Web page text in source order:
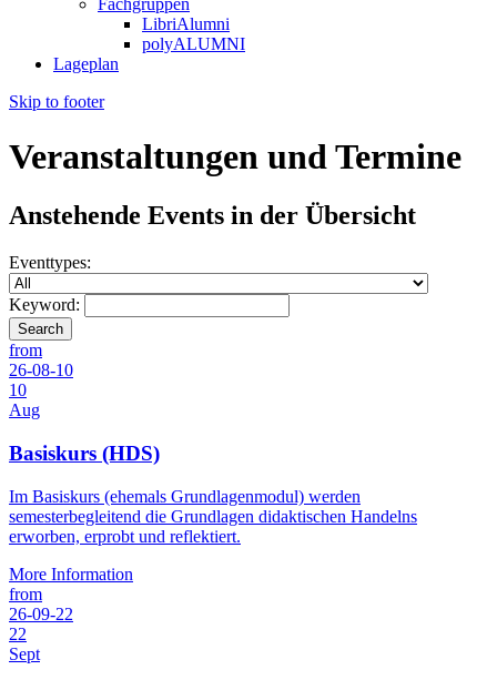
Fachgruppen
LibriAlumni
polyALUMNI
Lageplan
Skip to footer
Veranstaltungen und Termine
Anstehende Events in der Übersicht
Eventtypes:
Keyword:
Search
from
26-08-10
10
Aug
Basiskurs (HDS)
Im Basiskurs (ehemals Grundlagenmodul) werden
semesterbegleitend die Grundlagen didaktischen Handelns
erworben, erprobt und reflektiert.
More Information
from
26-09-22
22
Sept